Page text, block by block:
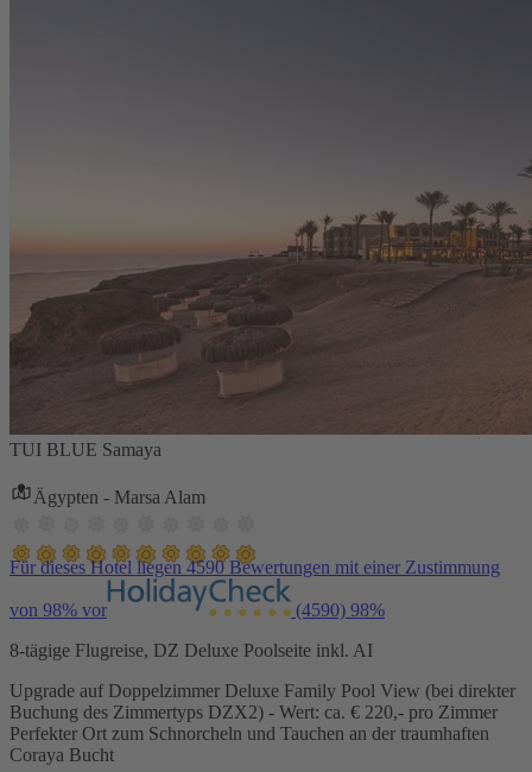
TUI BLUE Samaya
Ägypten - Marsa Alam
Für dieses Hotel liegen 4590 Bewertungen mit einer Zustimmung
von 98% vor (4590) 98%
8-tägige Flugreise, DZ Deluxe Poolseite inkl. AI
Upgrade auf Doppelzimmer Deluxe Family Pool View (bei direkter
Buchung des Zimmertyps DZX2) - Wert: ca. € 220,- pro Zimmer
Perfekter Ort zum Schnorcheln und Tauchen an der traumhaften
Coraya Bucht